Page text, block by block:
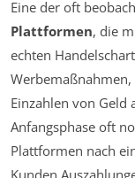
Eine der oft
Plattformen, die
echten
Einzahlen von Geld
Anfangsphase oft
Plattformen nach